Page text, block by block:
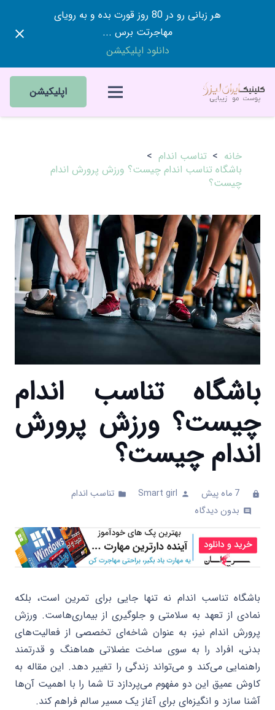
هر زبانی رو در 80 روز قورت بده و به رویای
مهاجرتت برس ...
دانلود اپلیکیشن
اپلیکیشن
خانه > تناسب اندام >
باشگاه تناسب اندام چیست؟ ورزش پرورش اندام
چیست؟
باشگاه تناسب اندام
چیست؟ ورزش پرورش
اندام چیست؟
clock 7 ماه پیش person
Smart girl
folder تناسب اندام
comments بدون دیدگاه
باشگاه تناسب اندام نه تنها جایی برای تمرین است، بلکه
نمادی از تعهد به سلامتی و جلوگیری از بیماری‌هاست. ورزش
پرورش اندام نیز، به عنوان شاخه‌ای تخصصی از فعالیت‌های
بدنی، افراد را به سوی ساخت عضلاتی هماهنگ و قدرتمند
راهنمایی می‌کند و می‌تواند زندگی را تغییر دهد. این مقاله به
کاوش عمیق این دو مفهوم می‌پردازد تا شما را با اهمیت آن‌ها
آشنا سازد و انگیزه‌ای برای آغاز یک مسیر سالم فراهم کند.